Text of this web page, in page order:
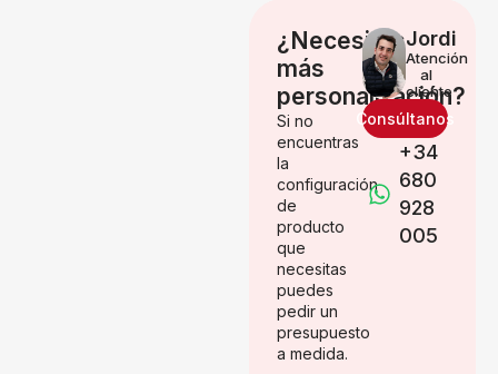
¿Necesitas
más
personalización?
Si no
encuentras
la
configuración
de
producto
que
necesitas
puedes
pedir un
presupuesto
a medida.
Jordi
Atención
al
cliente
Consúltanos
+34
680
928
005